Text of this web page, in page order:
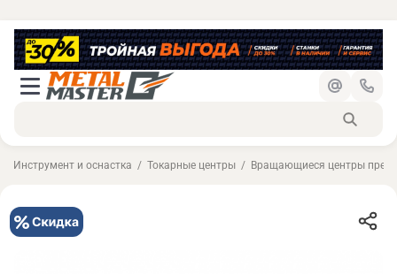
Инструмент и оснастка Токарные центры Вращающиеся центры